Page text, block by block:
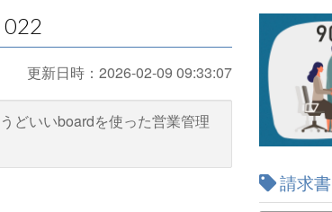
更新日時： 2026-02-09 09:33:07
どいいboardを使った営業管理
請求書